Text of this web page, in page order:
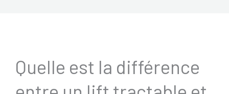
Quelle est la différence